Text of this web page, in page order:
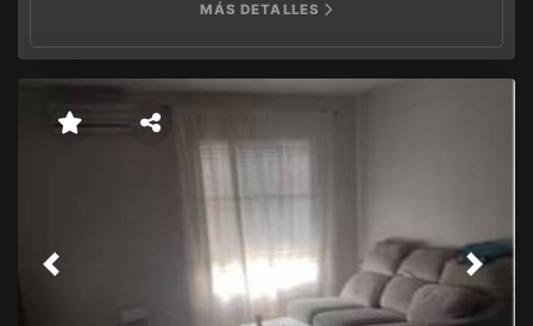
MÁS DETALLES
Previous Next